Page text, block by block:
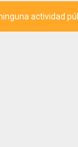
actividad